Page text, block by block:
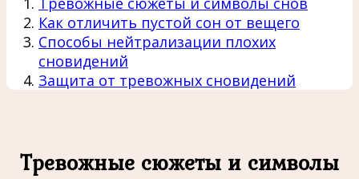
Как отличить пустой сон от вещего
Способы нейтрализации плохих
сновидений
Защита от тревожных сновидений
Тревожные сюжеты и символы